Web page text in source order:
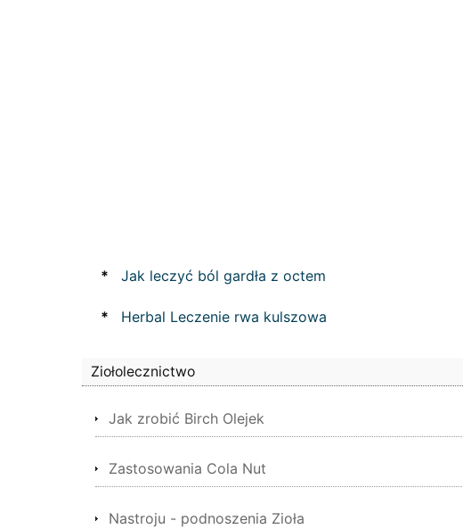
* Jak leczyć ból gardła z octem
* Herbal Leczenie rwa kulszowa
Ziołolecznictwo
Jak zrobić Birch Olejek
Zastosowania Cola Nut
Nastroju - podnoszenia Zioła